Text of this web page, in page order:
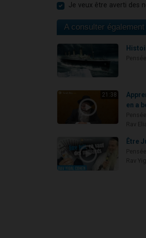
Je veux être averti des
A consulter également
21:38
en a
Être